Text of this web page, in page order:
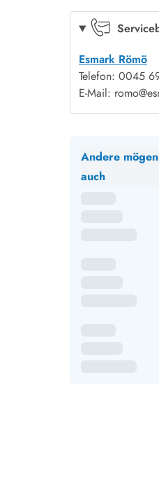
Esmark Römö
Telefon: 0045
E-Mail:
Andere
auch